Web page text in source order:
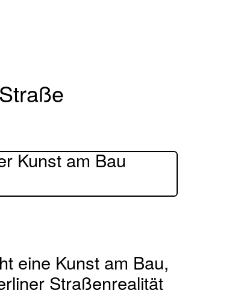
Kunst am Bau
eine Kunst am Bau,
Straßenrealität